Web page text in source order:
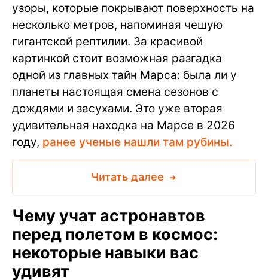
узоры, которые покрывают поверхность на
несколько метров, напоминая чешую
гигантской рептилии. За красивой
картинкой стоит возможная разгадка
одной из главных тайн Марса: была ли у
планеты настоящая смена сезонов с
дождями и засухами. Это уже вторая
удивительная находка на Марсе в 2026
году, ранее ученые нашли там рубины.
Читать далее
Чему учат астронавтов
перед полетом в космос:
некоторые навыки вас
удивят